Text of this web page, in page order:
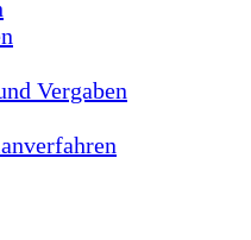
Vergaben